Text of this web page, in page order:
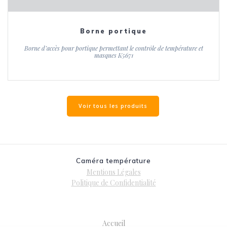
Borne portique
Borne d’accès pour portique permettant le contrôle de température et
masques K5671
Voir tous les produits
Caméra température
Mentions Légales
Politique de Confidentialité
Accueil